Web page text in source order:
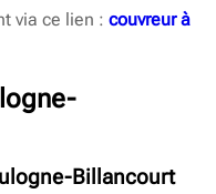
via ce lien :couvreur à
Billancourt